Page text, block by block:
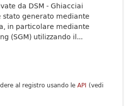
da DSM - Ghiacciai
stato generato mediante
in particolare mediante
(SGM) utilizzando il...
al registro usando le API (vedi